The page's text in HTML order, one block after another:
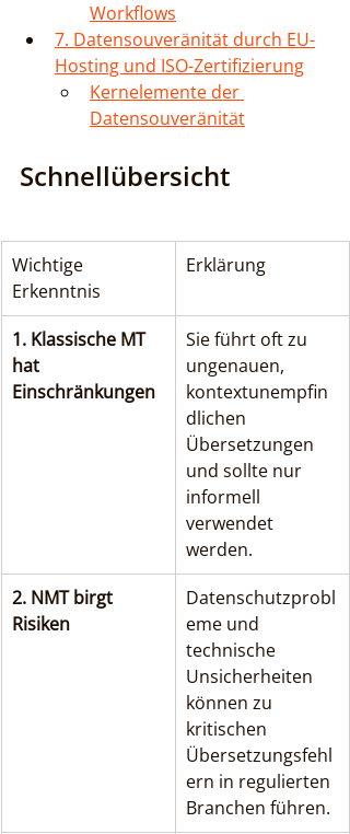
Workflows
7. Datensouveränität durch EU-
Hosting und ISO-Zertifizierung
Kernelemente der
Datensouveränität
Schnellübersicht
Wichtige
Erkenntnis
Erklärung
1. Klassische MT
hat
Einschränkungen
Sie führt oft zu
ungenauen,
kontextunempfin
dlichen
Übersetzungen
und sollte nur
informell
verwendet
werden.
2. NMT birgt
Risiken
Datenschutzprobl
eme und
technische
Unsicherheiten
können zu
kritischen
Übersetzungsfehl
ern in regulierten
Branchen führen.